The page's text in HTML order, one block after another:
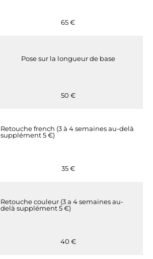
65 €
Pose sur la longueur de base
50 €
Retouche french (3 à 4 semaines au-delà
supplément 5 €)
35 €
Retouche couleur (3 a 4 semaines au-
delà supplément 5 €)
40 €